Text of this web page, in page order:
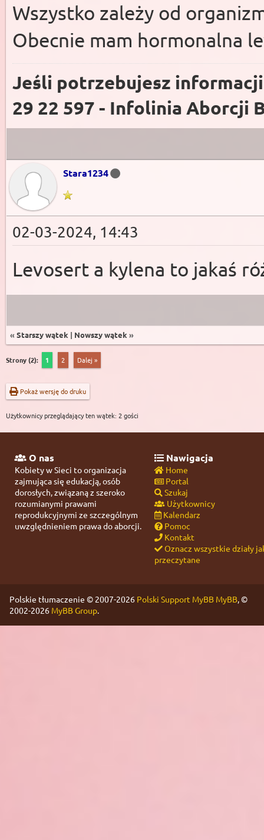
Wszystko zależy od
Obecnie mam hormonalna
Jeśli potrzebujesz
29 22 597 - Infolinia Aborcji
Stara1234
02-03-2024, 14:43
Levosert a kylena to jakaś
« Starszy wątek | Nowszy wątek »
Strony (2): 1 2 Dalej »
Pokaż wersję do druku
Użytkownicy przeglądający ten wątek: 2 gości
O nas
Kobiety w Sieci to organizacja
zajmująca się edukacją, osób
dorosłych, związaną z szeroko
rozumianymi prawami
reprodukcyjnymi ze szczególnym
uwzględnieniem prawa do aborcji.
Nawigacja
Home
Portal
Szukaj
Użytkownicy
Kalendarz
Pomoc
Kontakt
Oznacz wszystkie działy
przeczytane
Polskie tłumaczenie © 2007-2026 Polski Support MyBB MyBB, ©
2002-2026 MyBB Group.